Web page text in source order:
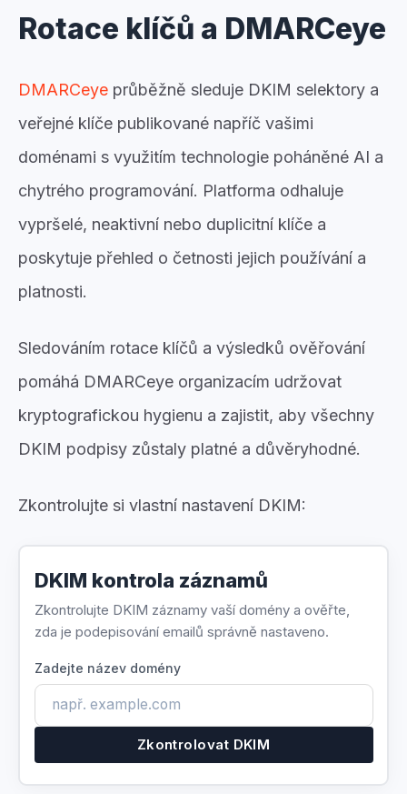
Rotace klíčů a DMARCeye
DMARCeye průběžně sleduje DKIM selektory a
veřejné klíče publikované napříč vašimi
doménami s využitím technologie poháněné AI a
chytrého programování. Platforma odhaluje
vypršelé, neaktivní nebo duplicitní klíče a
poskytuje přehled o četnosti jejich používání a
platnosti.
Sledováním rotace klíčů a výsledků ověřování
pomáhá DMARCeye organizacím udržovat
kryptografickou hygienu a zajistit, aby všechny
DKIM podpisy zůstaly platné a důvěryhodné.
Zkontrolujte si vlastní nastavení DKIM:
DKIM kontrola záznamů
Zkontrolujte DKIM záznamy vaší domény a ověřte,
zda je podepisování emailů správně nastaveno.
Zadejte název domény
Zkontrolovat DKIM